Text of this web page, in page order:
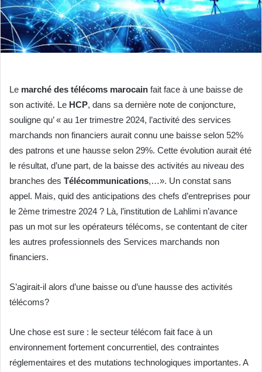
Le marché des télécoms marocain fait face à une baisse de
son activité. Le HCP, dans sa dernière note de conjoncture,
souligne qu’ « au 1er trimestre 2024, l’activité des services
marchands non financiers aurait connu une baisse selon 52%
des patrons et une hausse selon 29%. Cette évolution aurait été
le résultat, d’une part, de la baisse des activités au niveau des
branches des Télécommunications,…». Un constat sans
appel. Mais, quid des anticipations des chefs d’entreprises pour
le 2ème trimestre 2024 ? Là, l’institution de Lahlimi n’avance
pas un mot sur les opérateurs télécoms, se contentant de citer
les autres professionnels des Services marchands non
financiers.
S’agirait-il alors d’une baisse ou d’une hausse des activités
télécoms?
Une chose est sure : le secteur télécom fait face à un
environnement fortement concurrentiel, des contraintes
réglementaires et des mutations technologiques importantes. A